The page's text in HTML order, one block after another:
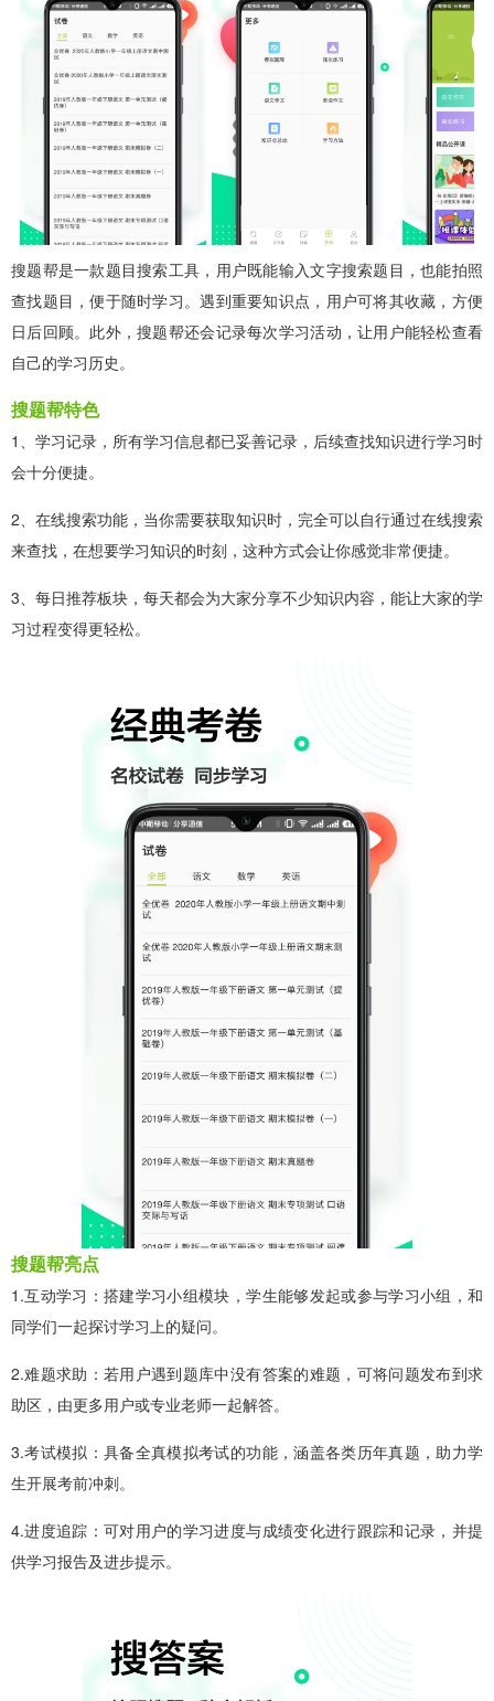
搜题帮是一款题目搜索工具，用户既能输入文字搜索题目，也能拍照
查找题目，便于随时学习。遇到重要知识点，用户可将其收藏，方便
日后回顾。此外，搜题帮还会记录每次学习活动，让用户能轻松查看
自己的学习历史。
搜题帮特色
1、学习记录，所有学习信息都已妥善记录，后续查找知识进行学习时
会十分便捷。
2、在线搜索功能，当你需要获取知识时，完全可以自行通过在线搜索
来查找，在想要学习知识的时刻，这种方式会让你感觉非常便捷。
3、每日推荐板块，每天都会为大家分享不少知识内容，能让大家的学
习过程变得更轻松。
搜题帮亮点
1.互动学习：搭建学习小组模块，学生能够发起或参与学习小组，和
同学们一起探讨学习上的疑问。
2.难题求助：若用户遇到题库中没有答案的难题，可将问题发布到求
助区，由更多用户或专业老师一起解答。
3.考试模拟：具备全真模拟考试的功能，涵盖各类历年真题，助力学
生开展考前冲刺。
4.进度追踪：可对用户的学习进度与成绩变化进行跟踪和记录，并提
供学习报告及进步提示。